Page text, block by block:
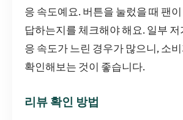
응 속도예요. 버튼을 눌렀을 때 팬
답하는지를 체크해야 해요. 일부
응 속도가 느린 경우가 많으니, 소
확인해보는 것이 좋습니다.
리뷰 확인 방법